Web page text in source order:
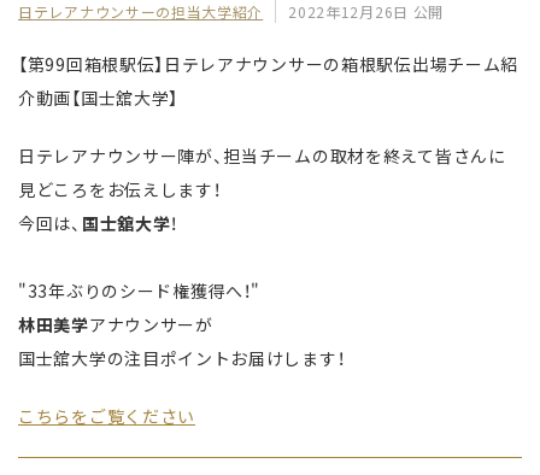
日テレアナウンサーの担当大学紹介 2022年12月26日 公開
【第99回箱根駅伝】日テレアナウンサーの箱根駅伝出場チーム紹
介動画【国士舘大学】
日テレアナウンサー陣が、担当チームの取材を終えて皆さんに
見どころをお伝えします！
今回は、 国士舘大学！
"33年ぶりのシード権獲得へ！"
林田美学アナウンサーが
国士舘大学の注目ポイントお届けします！
こちらをご覧ください